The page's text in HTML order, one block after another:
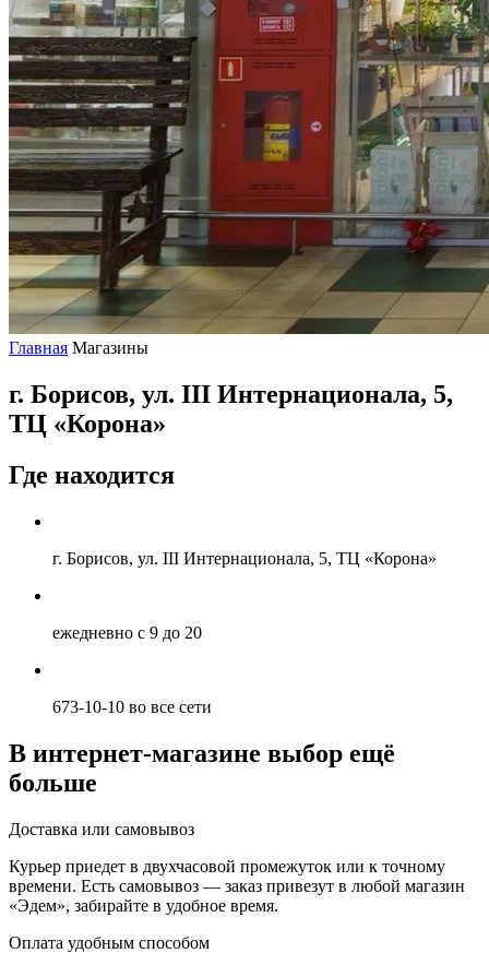
Главная Магазины
г. Борисов, ул. III Интернационала, 5,
ТЦ «Корона»
Где находится
г. Борисов, ул. III Интернационала, 5, ТЦ «Корона»
ежедневно с 9 до 20
673-10-10 во все сети
В интернет-магазине выбор ещё
больше
Доставка или самовывоз
Курьер приедет в двухчасовой промежуток или к точному
времени. Есть самовывоз — заказ привезут в любой магазин
«Эдем», забирайте в удобное время.
Оплата удобным способом